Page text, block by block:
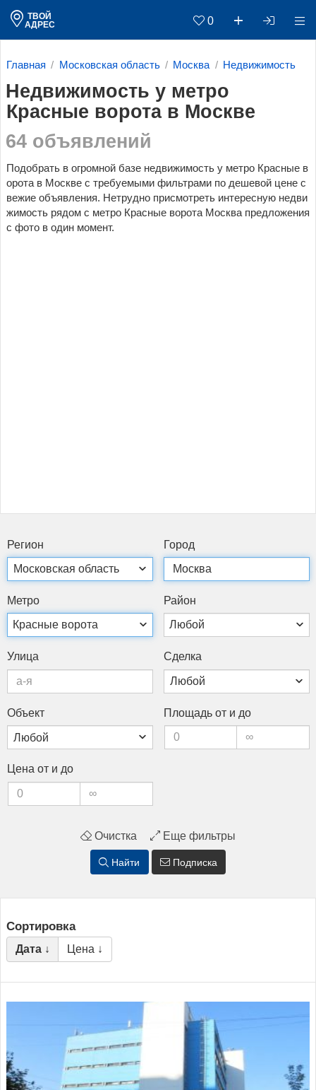
ТВОЙ
АДРЕС
0
Главная Московская область Москва Недвижимость
Недвижимость у метро
Красные ворота в Москве
64 объявлений
Подобрать в огромной базе недвижимость у метро Красные в
орота в Москве c требуемыми фильтрами по дешевой цене с
вежие объявления. Нетрудно присмотреть интересную недви
жимость рядом с метро Красные ворота Москва предложения
с фото в один момент.
Ре­ги­он Го­род
Мет­ро
Красные ворота
Рай­он
Любой
Ули­ца Сдел­ка
Объ­ект Пло­щадь от и до
Це­на от и до
Очистка Еще фильтры
Найти Подписка
Сортировка
Дата ↓ Цена ↓